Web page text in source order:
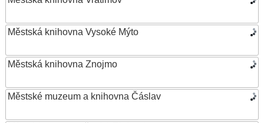
Městská knihovna Vysoké Mýto
Městská knihovna Znojmo
Městské muzeum a knihovna Čáslav